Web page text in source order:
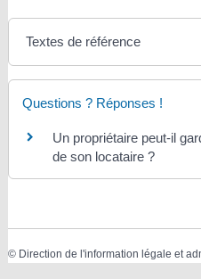
Textes de référence
Questions ? Réponses !
Un propriétaire peut-il
de son locataire ?
© Direction de l'information légale et